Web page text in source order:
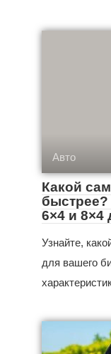
Авто
Какой
6×4 и 8×4
Узнайте,
для вашего